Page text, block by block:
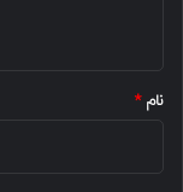
نام*